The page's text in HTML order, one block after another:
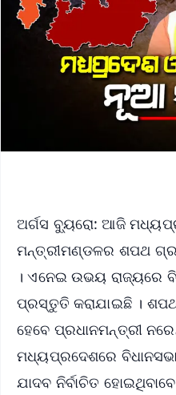
ଅର୍ଗସ ବ୍ୟୁରୋ: ଆଜି
ମନ୍ତ୍ରୀମଣ୍ଡଳର ଶପଥ
। ଏନେଇ ଉଭୟ ରାଜ୍ୟରେ
ପ୍ରସ୍ତୁତି କରାଯାଇଛି ।
ହେବେ ପ୍ରଧାନମନ୍ତ୍ରୀ
ମଧ୍ୟପ୍ରଦେଶରେ
ଯାଦବ ନିର୍ବାଚିତ